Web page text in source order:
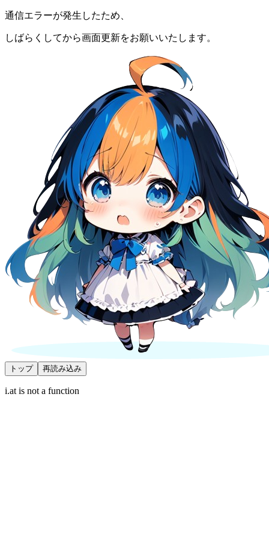
通信エラーが発生したため、
しばらくしてから画面更新をお願いいたします。
トップ 再読み込み
i.at is not a function